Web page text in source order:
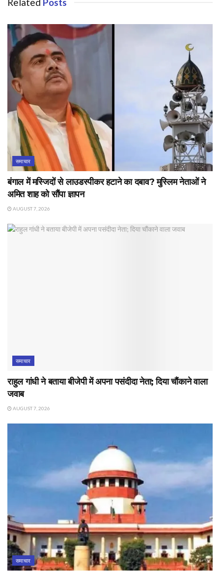
Related Posts
समाचार
बंगाल में मस्जिदों से लाउडस्पीकर हटाने का दबाव? मुस्लिम नेताओं ने
अमित शाह को सौंपा ज्ञापन
AUGUST 7, 2026
समाचार
राहुल गांधी ने बताया बीजेपी में अपना पसंदीदा नेता; दिया चौंकाने वाला
जवाब
AUGUST 7, 2026
समाचार